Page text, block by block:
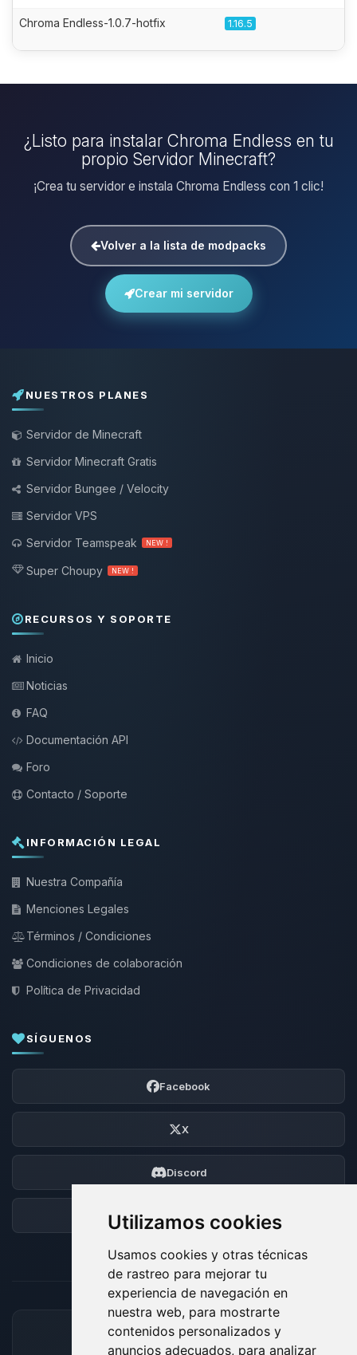
Utilizamos cookies
Usamos cookies y otras técnicas
de rastreo para mejorar tu
experiencia de navegación en
nuestra web, para mostrarte
contenidos personalizados y
anuncios adecuados, para analizar
Chroma Endless-1.0.7-hotfix 1.16.5
¿Listo para instalar Chroma Endless en tu
propio Servidor Minecraft?
¡Crea tu servidor e instala Chroma Endless con 1 clic!
Volver a la lista de modpacks
Crear mi servidor
NUESTROS PLANES
Servidor de Minecraft
Servidor Minecraft Gratis
Servidor Bungee / Velocity
Servidor VPS
Servidor Teamspeak
NEW !
Super Choupy NEW !
RECURSOS Y SOPORTE
Inicio
Noticias
FAQ
Documentación API
Foro
Contacto / Soporte
INFORMACIÓN LEGAL
Nuestra Compañía
Menciones Legales
Términos / Condiciones
Condiciones de colaboración
Política de Privacidad
SÍGUENOS
Facebook
X
Discord
Foro
MÉTODOS DE PAGO ACEPTADOS